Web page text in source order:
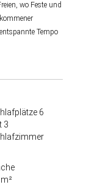
wo Feste und
Tempo
6
3